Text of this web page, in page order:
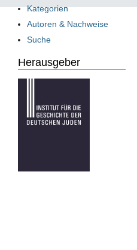
Kategorien
Autoren & Nachweise
Suche
Herausgeber